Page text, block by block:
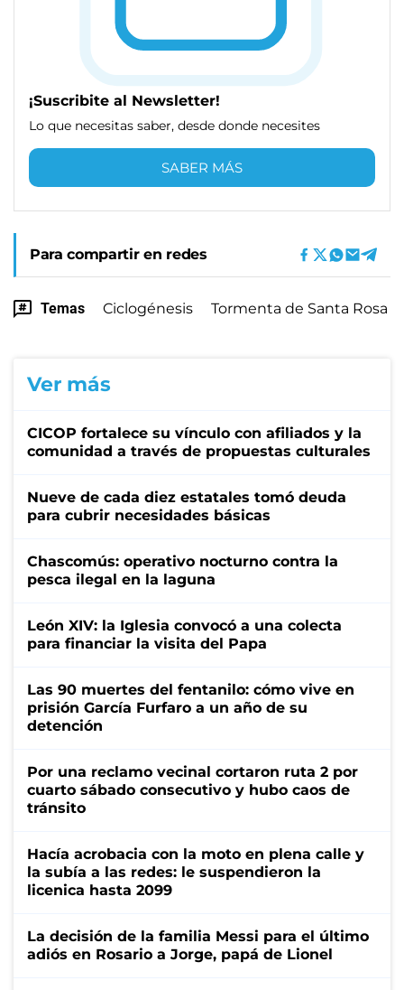
¡Suscribite al Newsletter!
Lo que necesitas saber, desde donde necesites
SABER MÁS
Para compartir en redes
Temas Ciclogénesis Tormenta de Santa Rosa
Ver más
CICOP fortalece su vínculo con afiliados y la
comunidad a través de propuestas culturales
Nueve de cada diez estatales tomó deuda
para cubrir necesidades básicas
Chascomús: operativo nocturno contra la
pesca ilegal en la laguna
León XIV: la Iglesia convocó a una colecta
para financiar la visita del Papa
Las 90 muertes del fentanilo: cómo vive en
prisión García Furfaro a un año de su
detención
Por una reclamo vecinal cortaron ruta 2 por
cuarto sábado consecutivo y hubo caos de
tránsito
Hacía acrobacia con la moto en plena calle y
la subía a las redes: le suspendieron la
licenica hasta 2099
La decisión de la familia Messi para el último
adiós en Rosario a Jorge, papá de Lionel